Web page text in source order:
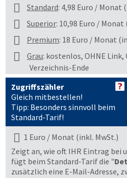
Standard: 4,98 Euro / Monat
Superior: 10,98 Euro / Monat
Premium: 18 Euro / Monat
Grau: kostenlos, OHNE Link,
Verzeichnis-Ende
Zugriffszähler
Gleich mitbestellen!
Tipp: Besonders sinnvoll beim
Standard-Tarif!
1 Euro / Monat (inkl. MwSt.)
Zeigt an, wie oft IHR Eintrag bei
fügt beim Standard-Tarif die "
zusätzlich eine E-Mail-Adresse,